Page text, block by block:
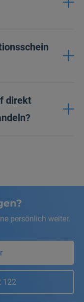
direkt
persönlich weiter.
122